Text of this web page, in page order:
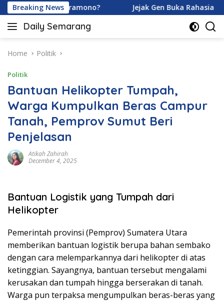
Skip
to
content
Breaking News
Ardhito Pramono? Jejak Gen Buka Rahasia
Daily Semarang
"Semarang
Ini:
Terkini
untuk
Anda"
Home Politik
Politik
Bantuan Helikopter Tumpah,
Warga Kumpulkan Beras Campur
Tanah, Pemprov Sumut Beri
Penjelasan
Atikah Zahirah
December 4, 2025
Bantuan Logistik yang Tumpah dari
Helikopter
Pemerintah provinsi (Pemprov) Sumatera Utara
memberikan bantuan logistik berupa bahan sembako
dengan cara melemparkannya dari helikopter di atas
ketinggian. Sayangnya, bantuan tersebut mengalami
kerusakan dan tumpah hingga berserakan di tanah.
Warga pun terpaksa mengumpulkan beras-beras yang